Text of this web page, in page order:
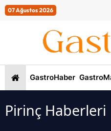
07 Ağustos 2026
GastroHaber
Pirinç Haberleri